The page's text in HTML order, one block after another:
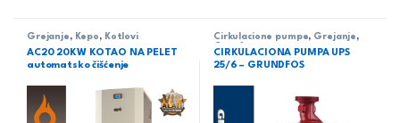
Grejanje , Kepo , Kotlovi
AC20 20KW KOTAO NA PELET
automatsko čišćenje
Cirkulacione pumpe, Grejanje ,
Grunfos
CIRKULACIONA PUMPA UPS
25/6 – GRUNDFOS